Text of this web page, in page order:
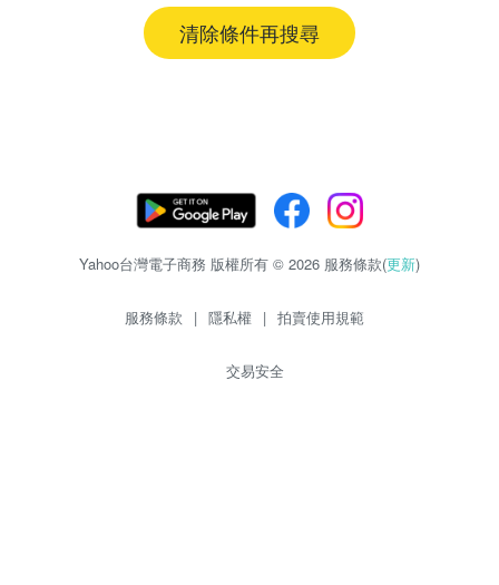
清除條件再搜尋
Yahoo台灣電子商務 版權所有 © 2026 服務條款(更新)
服務條款 | 隱私權 | 拍賣使用規範
交易安全